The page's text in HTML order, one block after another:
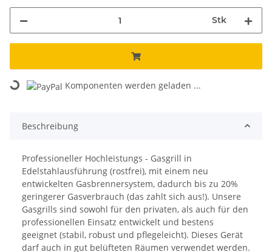
Stk
Loading... Komponenten werden geladen ...
Beschreibung
Professioneller Hochleistungs - Gasgrill in
Edelstahlausführung (rostfrei), mit einem neu
entwickelten Gasbrennersystem, dadurch bis zu 20%
geringerer Gasverbrauch (das zahlt sich aus!). Unsere
Gasgrills sind sowohl für den privaten, als auch für den
professionellen Einsatz entwickelt und bestens
geeignet (stabil, robust und pflegeleicht). Dieses Gerät
darf auch in gut belüfteten Räumen verwendet werden.